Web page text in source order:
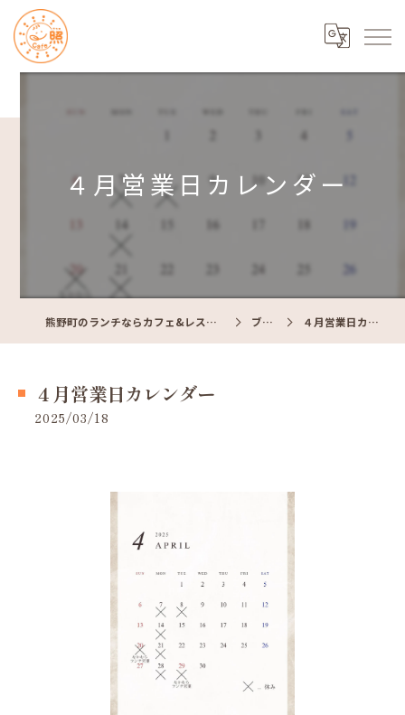
４月営業日カレンダー
熊野町のランチならカフェ&レストラン Cafe照 ブログ ４月営業日カレンダー
４月営業日カレンダー
2025/03/18